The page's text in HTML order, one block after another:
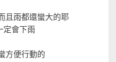
且雨都還蠻大的耶
定會下雨
方便行動的